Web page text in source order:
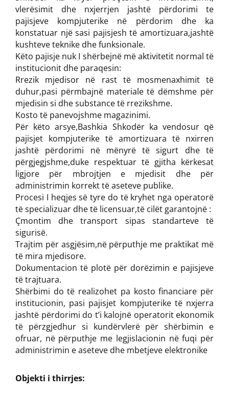
vlerësimit dhe nxjerrjen jashtë përdorimi te
pajisjeve kompjuterike në përdorim dhe ka
konstatuar një sasi pajisjesh të amortizuara,jashtë
kushteve teknike dhe funksionale.
Këto pajisje nuk I shërbejnë më aktivitetit normal të
institucionit dhe paraqesin:
Rrezik mjedisor në rast të mosmenaxhimit të
duhur,pasi përmbajnë materiale të dëmshme për
mjedisin si dhe substance të rrezikshme.
Kosto të panevojshme magazinimi.
Për këto arsye,Bashkia Shkodër ka vendosur që
pajisjet kompjuterike të amortizuara të nxirren
jashtë përdorimi në mënyrë të sigurt dhe të
përgjegjshme,duke respektuar të gjitha kërkesat
ligjore për mbrojtjen e mjedisit dhe për
administrimin korrekt të aseteve publike.
Procesi I heqjes së tyre do të kryhet nga operatorë
të specializuar dhe të licensuar,të cilët garantojnë :
Çmontim dhe transport sipas standarteve të
sigurisë.
Trajtim për asgjësim,në përputhje me praktikat më
të mira mjedisore.
Dokumentacion të plotë për dorëzimin e pajisjeve
të trajtuara.
Shërbimi do të realizohet pa kosto financiare për
institucionin, pasi pajisjet kompjuterike të nxjerra
jashtë përdorimi do t’i kalojnë operatorit ekonomik
të përzgjedhur si kundërvlerë për shërbimin e
ofruar, në përputhje me legjislacionin në fuqi për
administrimin e aseteve dhe mbetjeve elektronike
Objekti i thirrjes: